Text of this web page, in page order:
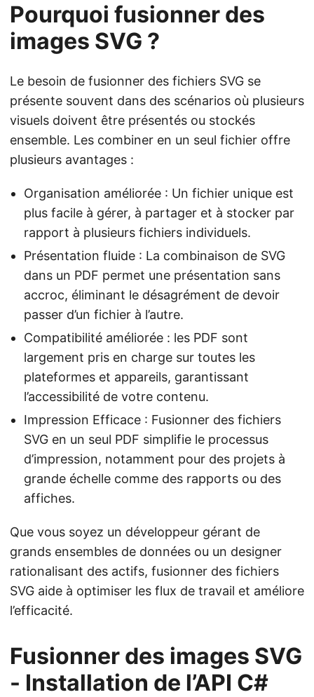
Pourquoi fusionner des
images SVG ?
Le besoin de fusionner des fichiers SVG se
présente souvent dans des scénarios où plusieurs
visuels doivent être présentés ou stockés
ensemble. Les combiner en un seul fichier offre
plusieurs avantages :
Organisation améliorée : Un fichier unique est
plus facile à gérer, à partager et à stocker par
rapport à plusieurs fichiers individuels.
Présentation fluide : La combinaison de SVG
dans un PDF permet une présentation sans
accroc, éliminant le désagrément de devoir
passer d’un fichier à l’autre.
Compatibilité améliorée : les PDF sont
largement pris en charge sur toutes les
plateformes et appareils, garantissant
l’accessibilité de votre contenu.
Impression Efficace : Fusionner des fichiers
SVG en un seul PDF simplifie le processus
d’impression, notamment pour des projets à
grande échelle comme des rapports ou des
affiches.
Que vous soyez un développeur gérant de
grands ensembles de données ou un designer
rationalisant des actifs, fusionner des fichiers
SVG aide à optimiser les flux de travail et améliore
l’efficacité.
Fusionner des images SVG
- Installation de l’API C#